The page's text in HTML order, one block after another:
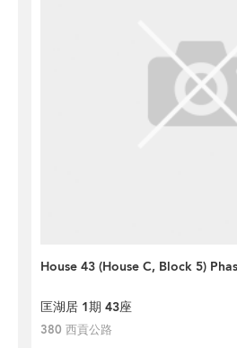
House 43 (House C, Block 5)
匡湖居 1期 43座
380 西貢公路